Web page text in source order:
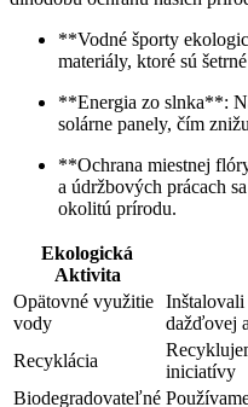
**Vodné športy
materiály, ktoré sú
**Energia zo slnka**:
solárne⁣ panely, čím
**Ochrana miestnej
a údržbových prácach
okolitú ‌prírodu.
Ekologická
Aktivita
Opätovné využitie
vody
Inštalovali
dažďovej
Recyklácia
iniciatívy
Biodegradovateľné